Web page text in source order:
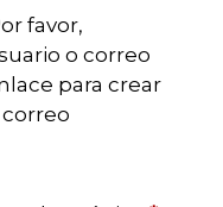
favor,
o correo
para crear